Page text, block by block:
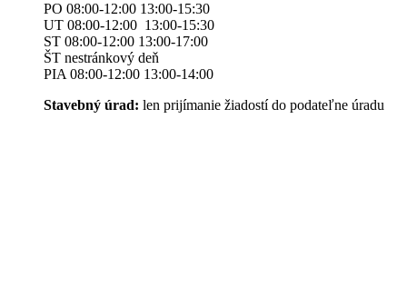
PO 08:00-12:00 13:00-15:30
UT 08:00-12:00 13:00-15:30
ST 08:00-12:00 13:00-17:00
ŠT nestránkový deň
PIA 08:00-12:00 13:00-14:00
Stavebný úrad: len prijímanie žiadostí do podateľne úradu